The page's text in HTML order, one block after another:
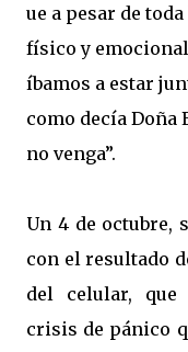
ue a pesar de
físico y
íbamos a estar
como decía Doña
no venga”.
Un 4 de octubre,
con el resultado
del celular, que
crisis de pánico